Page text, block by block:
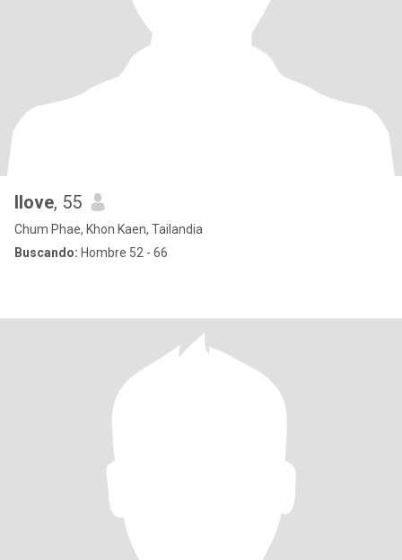
Ilove, 55
Chum Phae, Khon Kaen, Tailandia
Buscando: Hombre 52 - 66